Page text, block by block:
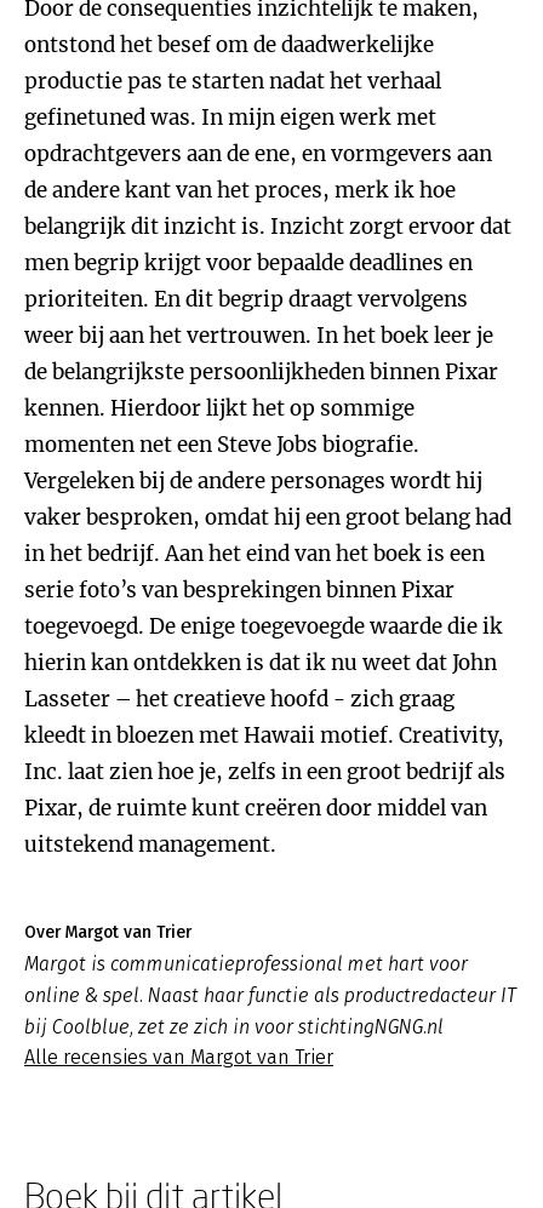
Door de consequenties inzichtelijk te maken,
ontstond het besef om de daadwerkelijke
productie pas te starten nadat het verhaal
gefinetuned was. In mijn eigen werk met
opdrachtgevers aan de ene, en vormgevers aan
de andere kant van het proces, merk ik hoe
belangrijk dit inzicht is. Inzicht zorgt ervoor dat
men begrip krijgt voor bepaalde deadlines en
prioriteiten. En dit begrip draagt vervolgens
weer bij aan het vertrouwen. In het boek leer je
de belangrijkste persoonlijkheden binnen Pixar
kennen. Hierdoor lijkt het op sommige
momenten net een Steve Jobs biografie.
Vergeleken bij de andere personages wordt hij
vaker besproken, omdat hij een groot belang had
in het bedrijf. Aan het eind van het boek is een
serie foto’s van besprekingen binnen Pixar
toegevoegd. De enige toegevoegde waarde die ik
hierin kan ontdekken is dat ik nu weet dat John
Lasseter – het creatieve hoofd - zich graag
kleedt in bloezen met Hawaii motief. Creativity,
Inc. laat zien hoe je, zelfs in een groot bedrijf als
Pixar, de ruimte kunt creëren door middel van
uitstekend management.
Over Margot van Trier
Margot is communicatieprofessional met hart voor
online & spel. Naast haar functie als productredacteur IT
bij Coolblue, zet ze zich in voor stichtingNGNG.nl
Alle recensies van Margot van Trier
Boek bij dit artikel